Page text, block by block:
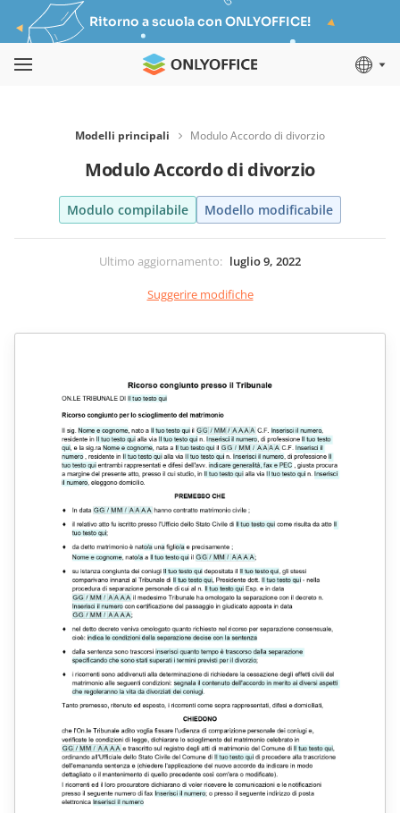
Ritorno a scuola con ONLYOFFICE!
Modelli principali Modulo Accordo di divorzio
Modulo Accordo di divorzio
Modulo compilabile Modello modificabile
Ultimo aggiornamento: luglio 9, 2022
Suggerire modifiche